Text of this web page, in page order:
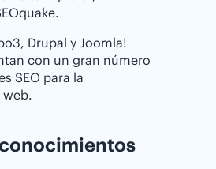
Drupal y Joomla!
con un gran número
SEO para la